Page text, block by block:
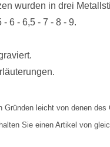
wurden in drei
- 6 - 6,5 - 7 - 8 - 9.
leicht von denen des
Sie einen Artikel von